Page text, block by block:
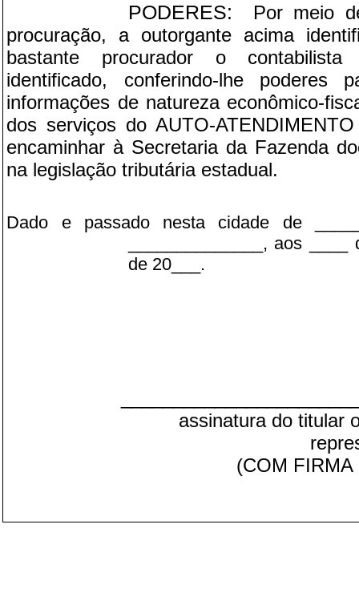
PODERES:
Por meio
procuração, a outorgante acima
bastante procurador o contabilista
identificado, conferindo-lhe
informações de natureza econômico-
dos serviços do AUTO-
encaminhar à Secretaria da Fazenda
na legislação tributária estadual.
Dado e passado nesta cidade de
______________, aos
de 20___.
assinatura do titular
(COM